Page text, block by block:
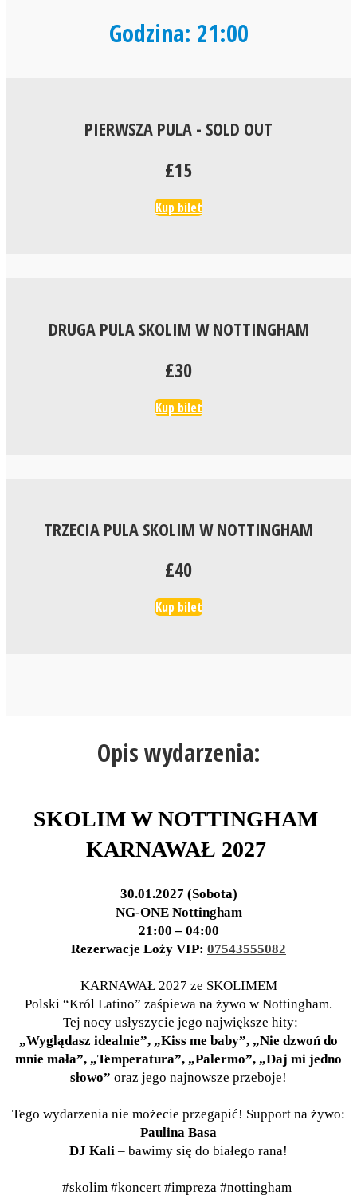
Godzina: 21:00
PIERWSZA PULA - SOLD OUT
£15
Kup bilet
DRUGA PULA SKOLIM W NOTTINGHAM
£30
Kup bilet
TRZECIA PULA SKOLIM W NOTTINGHAM
£40
Kup bilet
Opis wydarzenia:
SKOLIM W NOTTINGHAM
KARNAWAŁ 2027
30.01.2027 (Sobota)
NG-ONE Nottingham
21:00 – 04:00
Rezerwacje Loży VIP: 07543555082
KARNAWAŁ 2027 ze SKOLIMEM
Polski “Król Latino” zaśpiewa na żywo w Nottingham.
Tej nocy usłyszycie jego największe hity:
„Wyglądasz idealnie”, „Kiss me baby”, „Nie dzwoń do
mnie mała”, „Temperatura”, „Palermo”, „Daj mi jedno
słowo” oraz jego najnowsze przeboje!
Tego wydarzenia nie możecie przegapić! Support na żywo:
Paulina Basa
DJ Kali – bawimy się do białego rana!
#skolim #koncert #impreza #nottingham